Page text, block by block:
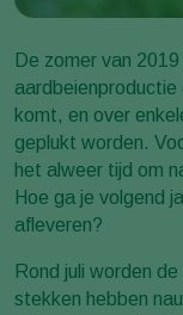
De zomer van
aardbeienproductie
komt, en over
geplukt worden.
het alweer tijd om
Hoe ga je volgend
afleveren?
Rond juli worden
stekken hebben